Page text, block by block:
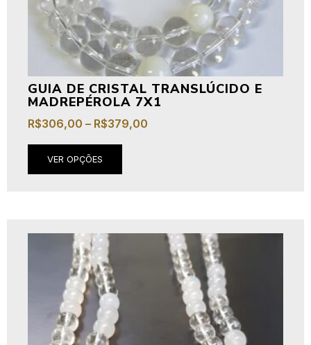
GUIA DE CRISTAL TRANSLÚCIDO E
MADREPÉROLA 7X1
R$306,00 – R$379,00
VER OPÇÕES